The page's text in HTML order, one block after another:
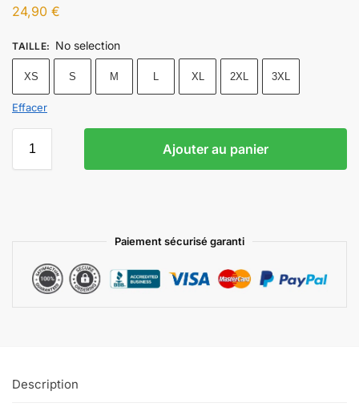
24,90 €
TAILLE: No selection
XS S M L XL 2XL 3XL
Effacer
Ajouter au panier
Paiement sécurisé garanti
Description